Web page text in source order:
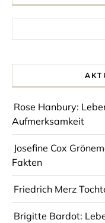
Rose Hanbury:
Aufmerksamkeit
Josefine Cox
Fakten
Friedrich Merz
Brigitte Bardot: